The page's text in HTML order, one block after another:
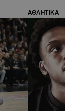
ΑΘΛΗΤΙΚΑ